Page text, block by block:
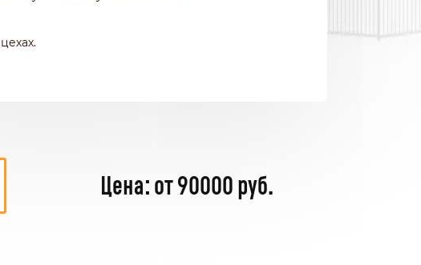
Цена: от 90000 руб.